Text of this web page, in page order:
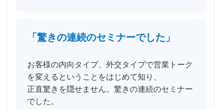
「驚きの連続のセミナーでした」
お客様の内向タイプ、外交タイプで営業トーク
を変えるということをはじめて知り、
正直驚きを隠せません。驚きの連続のセミナー
でした。